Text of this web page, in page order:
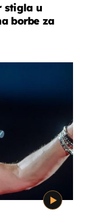
stigla u
borbe za